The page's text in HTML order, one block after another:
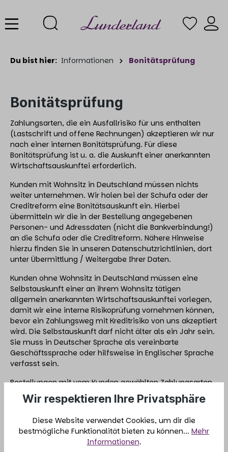
Du bist hier: Informationen Bonitätsprüfung
Bonitätsprüfung
Zahlungsarten, die ein Ausfallrisiko für uns enthalten
(Lastschrift und offene Rechnungen) akzeptieren wir nur
nach einer internen Bonitätsprüfung. Für diese
Bonitätsprüfung ist u. a. die Auskunft einer anerkannten
Wirtschaftsauskunftei erforderlich.
Kunden mit Wohnsitz in Deutschland müssen nichts
weiter unternehmen. Wir holen bei der Schufa oder der
Creditreform eine Bonitätsauskunft ein. Hierbei
übermitteln wir die in der Bestellung angegebenen
Personen- und Adressdaten (nicht die Bankverbindung!)
an die Schufa oder die Creditreform. Nähere Hinweise
hierzu finden Sie in unseren Datenschutzrichtlinien, dort
unter Übermittlung / Weitergabe Ihrer Daten.
Kunden ohne Wohnsitz in Deutschland müssen eine
Selbstauskunft einer an ihrem Wohnsitz tätigen
allgemein anerkannten Wirtschaftsauskunftei vorlegen,
damit wir eine interne Risikoprüfung vornehmen können,
bevor ein Zahlungsweg mit Kreditrisiko von uns akzeptiert
wird. Die Selbstauskunft darf nicht älter als ein Jahr sein.
Sie muss in Deutscher Sprache als vereinbarte
Geschäftssprache oder hilfsweise in Englischer Sprache
verfasst sein.
Bestellungen mit vom Kunden gewählten Zahlungsarten,
die ein Ausfallrisiko für uns enthalten (Lastschrift und
offene Rechnungen) werden wir kurz nach Vorliegen
versenden oder mit dem Vorschlag eines anderen
Zahlungsweges beantworten und zunächst zurück
stellen. Die Antwort senden wir an die in der Bestellung
Wir respektieren Ihre Privatsphäre
Diese Website verwendet Cookies, um dir die
bestmögliche Funktionalität bieten zu können... Mehr
Informationen.